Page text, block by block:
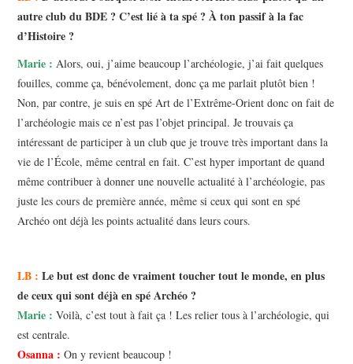
autre club du BDE ? C’est lié à ta spé ? À ton passif à la fac
d’Histoire ?
Marie : Alors, oui, j’aime beaucoup l’archéologie, j’ai fait quelques
fouilles, comme ça, bénévolement, donc ça me parlait plutôt bien !
Non, par contre, je suis en spé Art de l’Extrême-Orient donc on fait de
l’archéologie mais ce n’est pas l’objet principal. Je trouvais ça
intéressant de participer à un club que je trouve très important dans la
vie de l’École, même central en fait. C’est hyper important de quand
même contribuer à donner une nouvelle actualité à l’archéologie, pas
juste les cours de première année, même si ceux qui sont en spé
Archéo ont déjà les points actualité dans leurs cours.
LB : Le but est donc de vraiment toucher tout le monde, en plus
de ceux qui sont déjà en spé Archéo ?
Marie :Voilà, c’est tout à fait ça ! Les relier tous à l’archéologie, qui
est centrale.
Osanna : On y revient beaucoup !